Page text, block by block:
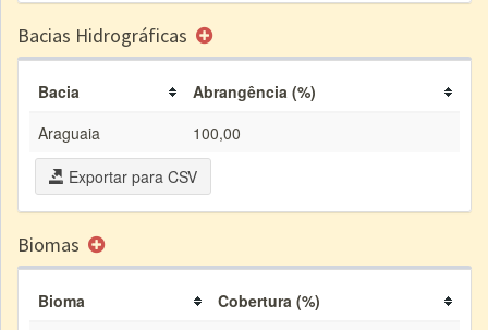
Bacias Hidrográficas
Bacia
Abrangência (%)
Araguaia
100,00
Exportar para CSV
Biomas
Bioma
Cobertura (%)